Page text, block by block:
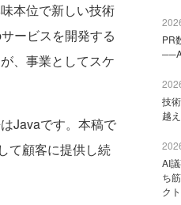
本位で新しい技術
ービスを開発する
、事業としてスケ
Javaです。本稿で
て顧客に提供し続
PR
技
越
AI
ち
ク